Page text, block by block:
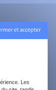
et accepter
Les